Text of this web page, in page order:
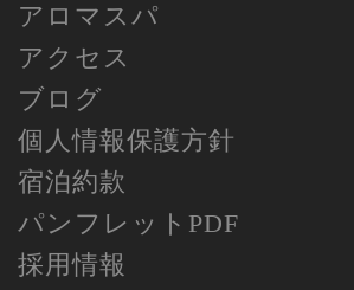
アロマスパ
アクセス
ブログ
個人情報保護方針
宿泊約款
パンフレットPDF
採用情報